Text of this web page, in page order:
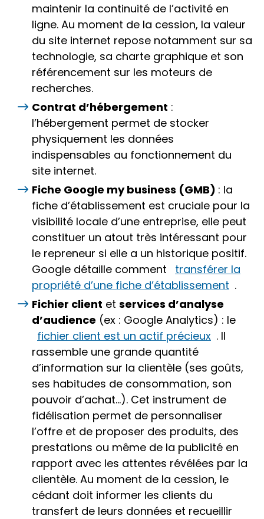
maintenir la continuité de l’activité en
ligne. Au moment de la cession, la valeur
du site internet repose notamment sur sa
technologie, sa charte graphique et son
référencement sur les moteurs de
recherches.
Contrat d’hébergement :
l’hébergement permet de stocker
physiquement les données
indispensables au fonctionnement du
site internet.
Fiche Google my business (GMB) : la
fiche d’établissement est cruciale pour la
visibilité locale d’une entreprise, elle peut
constituer un atout très intéressant pour
le repreneur si elle a un historique positif.
Google détaille comment
transférer la
propriété d’une fiche d’établissement .
Fichier client et services d’analyse
d’audience (ex : Google Analytics) : le
fichier client est un actif précieux . Il
rassemble une grande quantité
d’information sur la clientèle (ses goûts,
ses habitudes de consommation, son
pouvoir d’achat…). Cet instrument de
fidélisation permet de personnaliser
l’offre et de proposer des produits, des
prestations ou même de la publicité en
rapport avec les attentes révélées par la
clientèle. Au moment de la cession, le
cédant doit informer les clients du
transfert de leurs données et recueillir